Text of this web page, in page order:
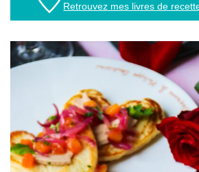
Retrouvez mes livres de